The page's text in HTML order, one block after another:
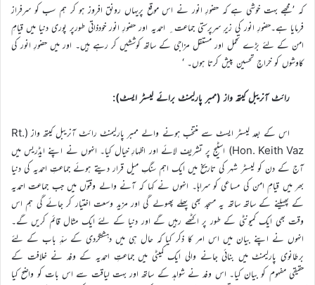
کہ ’مجھے بہت خوشی ہے کہ حضورِ انور نے اس موقع پریہاں رونق افروز ہو کر ہم سب کو سرفراز
فرمایا ہے۔حضورِ انور کی زیرِ سرپرستی جماعت ِ احمدیہ اور حضورِ انور خودذاتی طورپر پوری دنیا میں قیامِ
امن کے لئے بڑے تحمل اور مستقل مزاجی کے ساتھ کوششیں کر رہے ہیں۔ اور میں حضورِ انور کی
کاوشوں کو خراجِ تحسین پیش کرتا ہوں۔ ‘
رائٹ آنریبل کیتھ واز (ممبر پارلیمنٹ برائے لیسٹر ایسٹ):
اس کے بعد لیسٹر ایسٹ سے منتخب ہونے والے ممبر پارلیمنٹ رائٹ آنریبل کیتھ واز (Rt.
Hon. Keith Vaz) اسٹیج پر تشریف لائے اور اظہارِ خیال کیا۔ انہوں نے اپنے ایڈریس میں
آج کے دن کو لیسٹر شہر کی تاریخ میں ایک اہم سنگِ میل قرار دیتے ہوئے جماعتِ احمدیہ کی دنیا
بھر میں قیامِ امن کی مساعی کو سراہا۔ انہوں نے کہا کہ آنے والے وقتوں میں جب جماعت احمدیہ
کے پھیلنے کے ساتھ ساتھ یہ مسجد بھی پھلے پھولے گی اور مزید وسعت اختیار کر جائے گی ہم اس
وقت بھی ایک کمیونٹی کے طور پر اکٹھے رہیں گے اور دنیا کے لئے ایک مثال قائم کریں گے۔
انہوں نے اپنے بیان میں اس امر کا ذکر کیا کہ حال ہی میں دہشتگردی کے سدِّ باب کے لئے
برطانوی پارلیمنٹ میں بنائی جانے والی ایک کمیٹی میں جماعتِ احمدیہ کے وفد نے خلافت کے
حقیقی مفہوم کو بیان کیا۔ اس وفد نے شواہد کے ساتھ اور بہت لیاقت سے اس بات کو واضح کیا